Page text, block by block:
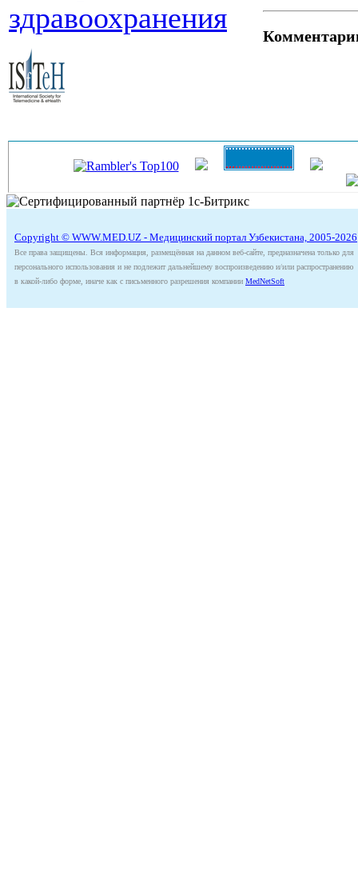
здравоохранения
Copyright © WWW.MED.UZ - Медицинский портал Узбекистана, 2005-2026
Все права защищены. Вся информация, размещённая на данном веб-сайте, предназначена только для
персонального использования и не подлежит дальнейшему воспроизведению и/или распространению
в какой-либо форме, иначе как с письменного разрешения компании MedNetSoft